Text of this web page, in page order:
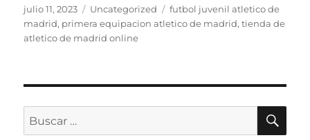
Publicado
el
julio 11, 2023 Categorías
Uncategorized Etiquetas
futbol juvenil atletico de
madrid, primera equipacion atletico de madrid,tienda de
atletico de madrid online
Buscar
por: